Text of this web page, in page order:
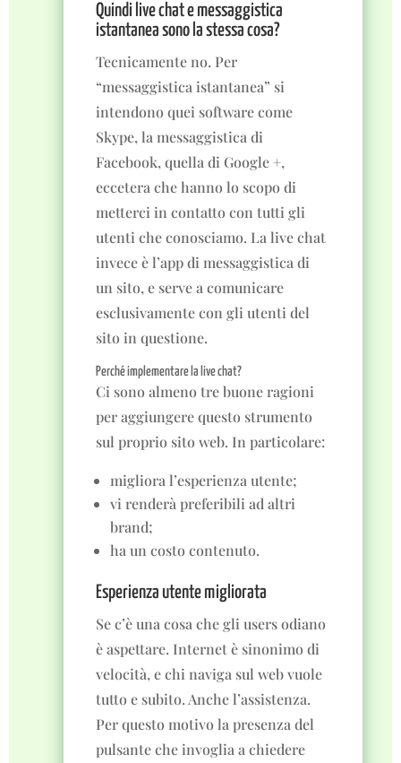
Quindi live chat e messaggistica
istantanea sono la stessa cosa?
Tecnicamente no. Per
“messaggistica istantanea” si
intendono quei software come
Skype, la messaggistica di
Facebook, quella di Google +,
eccetera che hanno lo scopo di
metterci in contatto con tutti gli
utenti che conosciamo. La live chat
invece è l’app di messaggistica di
un sito, e serve a comunicare
esclusivamente con gli utenti del
sito in questione.
Perché implementare la live chat?
Ci sono almeno tre buone ragioni
per aggiungere questo strumento
sul proprio sito web. In particolare:
migliora l’esperienza utente;
vi renderà preferibili ad altri
brand;
ha un costo contenuto.
Esperienza utente migliorata
Se c’è una cosa che gli users odiano
è aspettare. Internet è sinonimo di
velocità, e chi naviga sul web vuole
tutto e subito. Anche l’assistenza.
Per questo motivo la presenza del
pulsante che invoglia a chiedere